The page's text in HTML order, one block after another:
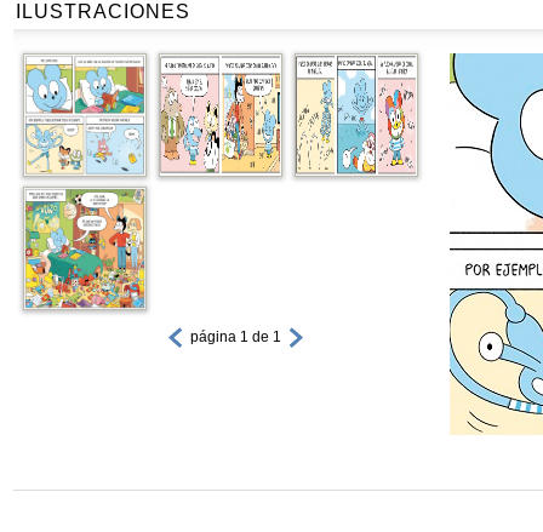
ILUSTRACIONES
página 1 de 1